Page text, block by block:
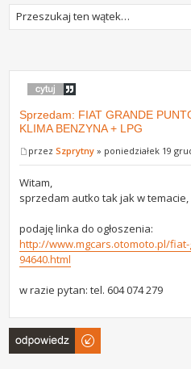
Sprzedam: FIAT GRANDE
KLIMA BENZYNA + LPG
przezSzprytny » poniedziałek 19
Witam,
sprzedam autko tak jak w temacie,
podaję linka do ogłoszenia:
http://www.mgcars.otomoto.pl/fiat-
94640.html
w razie pytan: tel. 604 074 279
Odpowiedz